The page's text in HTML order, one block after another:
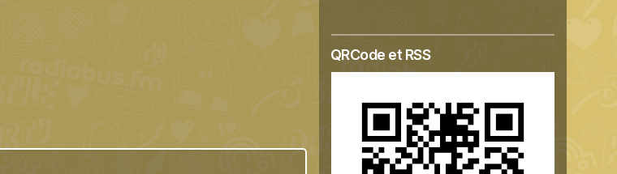
QRCode et RSS